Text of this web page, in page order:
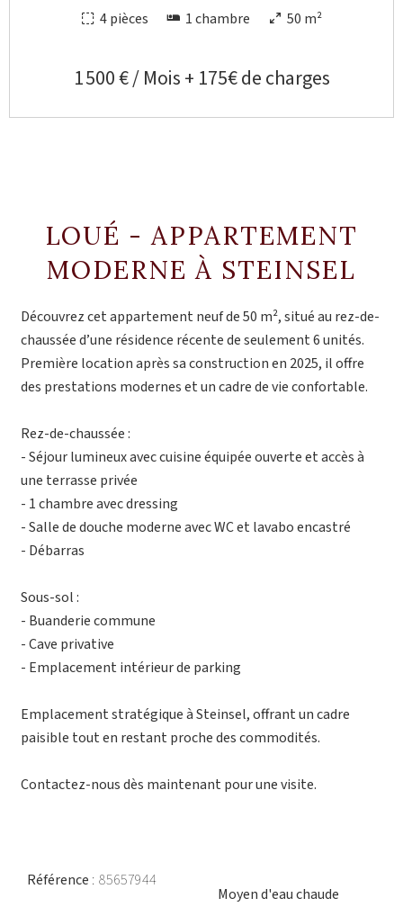
4 pièces 1 chambre 50 m²
1 500 € / Mois + 175€ de charges
LOUÉ - APPARTEMENT
MODERNE À STEINSEL
Découvrez cet appartement neuf de 50 m², situé au rez-de-
chaussée d’une résidence récente de seulement 6 unités.
Première location après sa construction en 2025, il offre
des prestations modernes et un cadre de vie confortable.
Rez-de-chaussée :
- Séjour lumineux avec cuisine équipée ouverte et accès à
une terrasse privée
- 1 chambre avec dressing
- Salle de douche moderne avec WC et lavabo encastré
- Débarras
Sous-sol :
- Buanderie commune
- Cave privative
- Emplacement intérieur de parking
Emplacement stratégique à Steinsel, offrant un cadre
paisible tout en restant proche des commodités.
Contactez-nous dès maintenant pour une visite.
Référence 85657944
Moyen d'eau chaude